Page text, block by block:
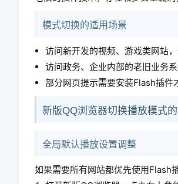
模式切换的适用场景
访问新开发的视频、游戏类网站
访问政务、企业内部的老旧业务
部分网页提示需要安装Flash插件
新版QQ浏览器切换播放模式
全局默认播放设置调整
如果需要所有网站都优先使用Flash